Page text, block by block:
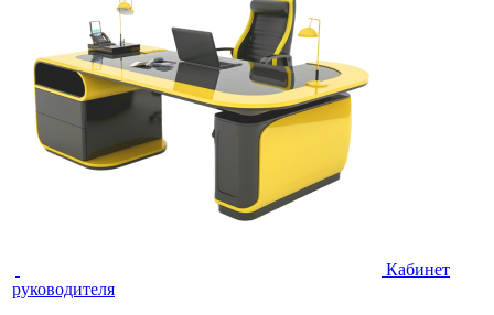
Кабинет
руководителя